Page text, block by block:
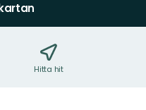
Hitta hit